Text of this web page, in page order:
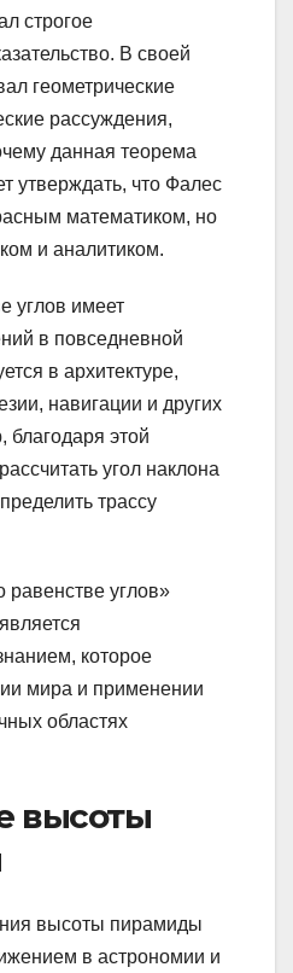
строгое
В своей
геометрические
рассуждения,
данная теорема
утверждать, что Фалес
математиком, но
и аналитиком.
углов имеет
в повседневной
в архитектуре,
навигации и других
благодаря этой
угол наклона
трассу
углов»
которое
мира и применении
областях
высоты
высоты пирамиды
в астрономии и